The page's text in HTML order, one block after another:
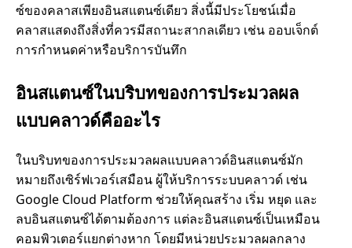
ซ์ของคลาสเพียงอินสแตนซ์เดียว สิ่งนี้มีประโยชน์เมื่อ
คลาสแสดงถึงสิ่งที่ควรมีสถานะสากลเดียว เช่น ออบเจ็กต์
การกําหนดค่าหรือบริการบันทึก
อินสแตนซ์ในบริบทของการประมวลผล
แบบคลาวด์คืออะไร
ในบริบทของการประมวลผลแบบคลาวด์อินสแตนซ์มัก
หมายถึงเซิร์ฟเวอร์เสมือน ผู้ให้บริการระบบคลาวด์ เช่น
Google Cloud Platform ช่วยให้คุณสร้าง เริ่ม หยุด และ
ลบอินสแตนซ์ได้ตามต้องการ แต่ละอินสแตนซ์เป็นเหมือน
คอมพิวเตอร์แยกต่างหาก โดยมีหน่วยประมวลผลกลาง